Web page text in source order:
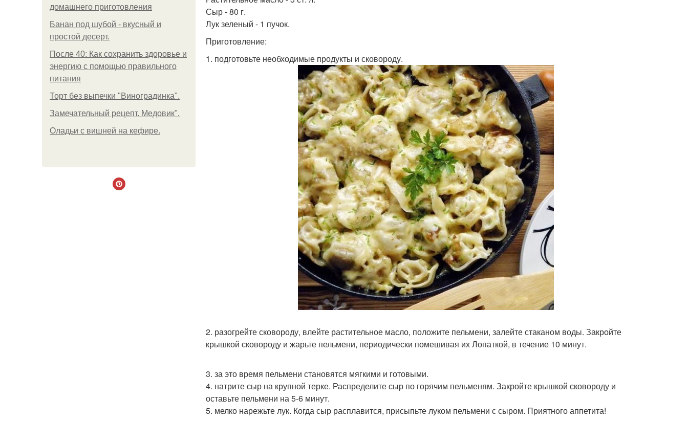
домашнего приготовления
Банан под шубой - вкусный и
простой десерт.
После 40: Как сохранить здоровье и
энергию с помощью правильного
питания
Торт без выпечки "Виноградинка".
Замечательный рецепт. Медовик".
Оладьи с вишней на кефире.
Сыр - 80 г.
Лук зеленый - 1 пучок.
Приготовление:
1. подготовьте необходимые продукты и сковороду.
2. разогрейте сковороду, влейте растительное масло, положите пельмени, залейте стаканом воды. Закройте
крышкой сковороду и жарьте пельмени, периодически помешивая их Лопаткой, в течение 10 минут.
3. за это время пельмени становятся мягкими и готовыми.
4. натрите сыр на крупной терке. Распределите сыр по горячим пельменям. Закройте крышкой сковороду и
оставьте пельмени на 5-6 минут.
5. мелко нарежьте лук. Когда сыр расплавится, присыпьте луком пельмени с сыром. Приятного аппетита!